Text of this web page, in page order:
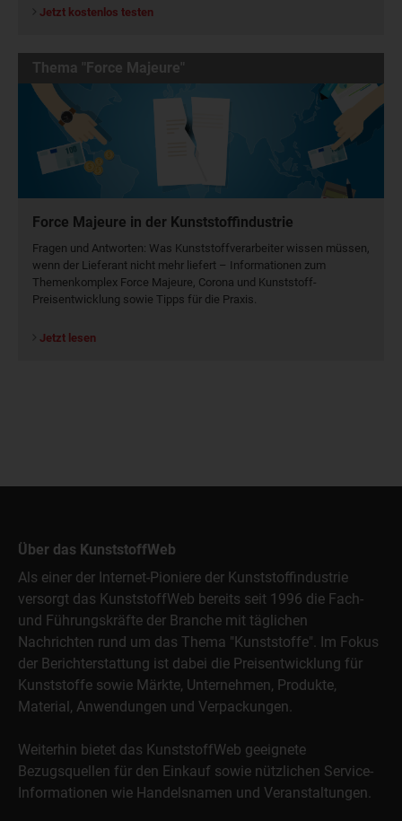
Jetzt kostenlos testen
Thema "Force Majeure"
Force Majeure in der Kunststoffindustrie
Fragen und Antworten: Was Kunst­stoff­verarbeiter wissen müssen,
wenn der Lieferant nicht mehr liefert – Informationen zum
Themenkomplex Force Majeure, Corona und Kunststoff-
Preisentwicklung sowie Tipps für die Praxis.
Jetzt lesen
Über das KunststoffWeb
Als einer der Internet-Pioniere der Kunststoffindustrie
versorgt das KunststoffWeb bereits seit 1996 die Fach-
und Führungskräfte der Branche mit täglichen
Nachrichten rund um das Thema "Kunststoffe". Im Fokus
der Berichterstattung ist dabei die Preisentwicklung für
Kunststoffe sowie Märkte, Unternehmen, Produkte,
Material, Anwendungen und Verpackungen.
Weiterhin bietet das KunststoffWeb geeignete
Bezugsquellen für den Einkauf sowie nützlichen Service-
Informationen wie Handelsnamen und Veranstaltungen.